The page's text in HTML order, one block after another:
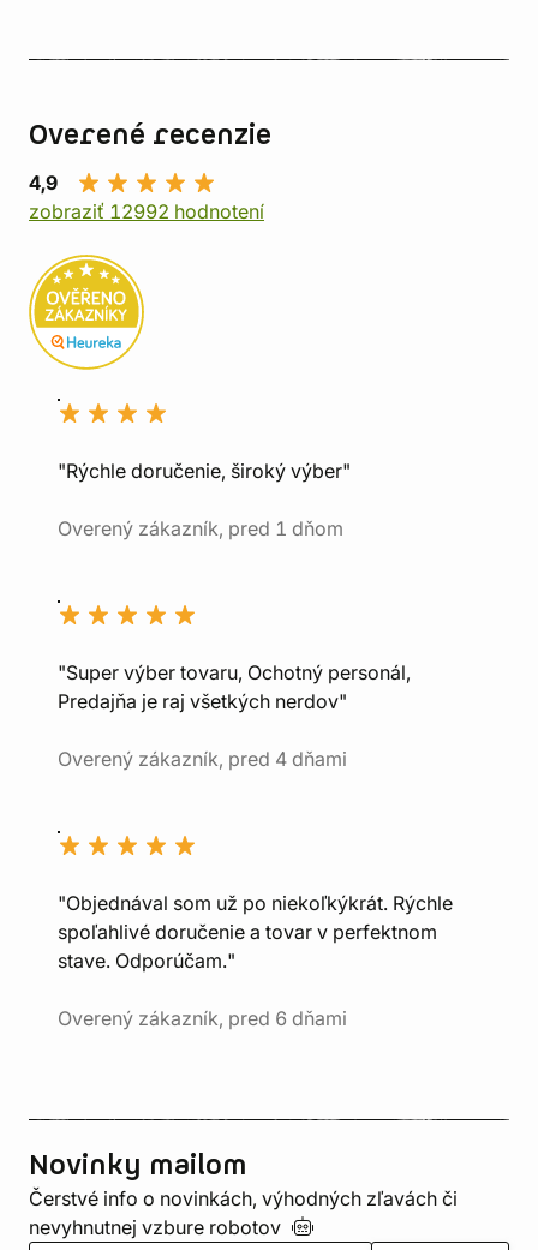
Overené recenzie
4,9
zobraziť 12992 hodnotení
"Rýchle doručenie, široký výber"
Overený zákazník, pred 1 dňom
"Super výber tovaru, Ochotný personál,
Predajňa je raj všetkých nerdov"
Overený zákazník, pred 4 dňami
"Objednával som už po niekoľkýkrát. Rýchle
spoľahlivé doručenie a tovar v perfektnom
stave. Odporúčam."
Overený zákazník, pred 6 dňami
Novinky mailom
Čerstvé info o novinkách, výhodných zľavách či
nevyhnutnej vzbure robotov